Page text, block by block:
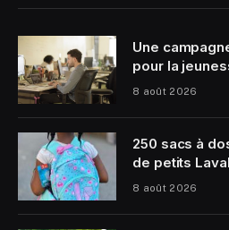
Une
pour la
8 août 2026
250 sacs à
de petits
8 août 2026